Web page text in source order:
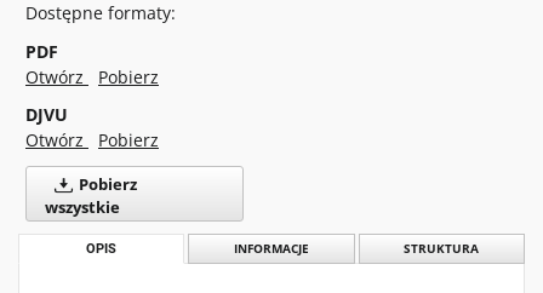
Dostępne formaty:
PDF
Otwórz
Pobierz
DJVU
Otwórz
Pobierz
Pobierz
wszystkie
OPIS INFORMACJE STRUKTURA